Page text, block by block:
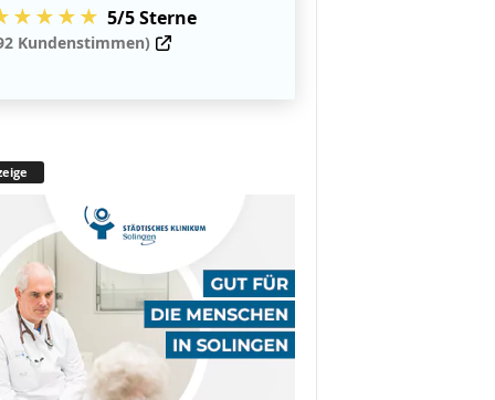
5/5 Sterne
Kundenstimmen)